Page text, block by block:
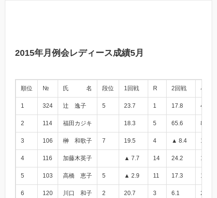
2015年月例会レディース成績5月
順位 № 氏 名 段位 1回戦 R 2回戦 小計
1 324 辻 逸子 5 23.7 1 17.8 41.5
2 114 福田カジキ 18.3 5 65.6 83.9
3 106 榊 和歌子 7 19.5 4 ▲ 8.4 11.1
4 116 加藤木英子 ▲ 7.7 14 24.2 16.5
5 103 高橋 恵子 5 ▲ 2.9 11 17.3 14.4
6 120 川口 和子 2 20.7 3 6.1 26.8